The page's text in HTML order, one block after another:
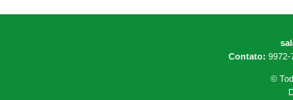
Contato: 9972-
©